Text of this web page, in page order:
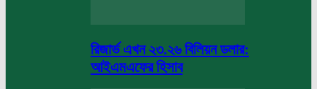
রিজার্ভ এখন ২৩.২৬ বিলিয়ন ডলার:
আইএমএফের হিসাব